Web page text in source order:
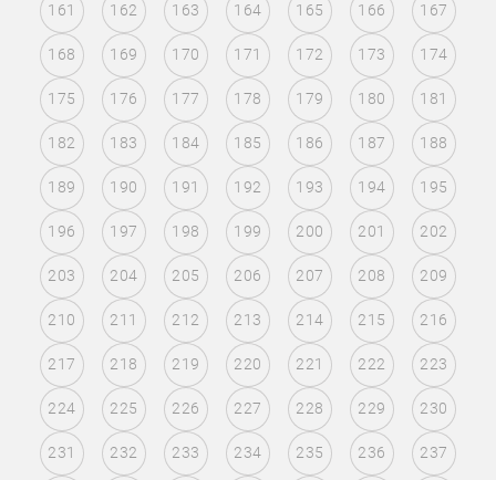
161 162 163 164 165 166 167
168 169 170 171 172 173 174
175 176 177 178 179 180 181
182 183 184 185 186 187 188
189 190 191 192 193 194 195
196 197 198 199 200 201 202
203 204 205 206 207 208 209
210 211 212 213 214 215 216
217 218 219 220 221 222 223
224 225 226 227 228 229 230
231 232 233 234 235 236 237